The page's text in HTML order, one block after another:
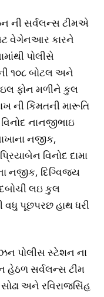
ની સર્વલન્સ ટીમએ
વેગેનઆર કારને
પોલીસે
૧૦૮ બોટલ અને
ફોન મળીને કુલ
ની કિંમતની મારૂતિ
નાનજીભાઇ
નજીક,
વિનોદ દામા
નજીક, દિગ્વિજય
લઇ કુલ
વધુ પૂછપરછ હાથ ધરી
પોલીસ સ્ટેશન ના
હેઠળ સર્વલન્સ ટીમ
અને રવિરાજસિંહ